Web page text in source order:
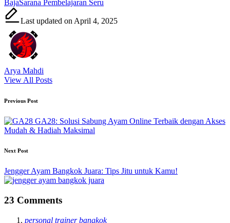
BajaSarana Pembelajaran Seru
Last updated on April 4, 2025
Arya Mahdi
View All Posts
Post
navigation
Previous Post
GA28: Solusi Sabung Ayam Online Terbaik dengan Akses
Mudah & Hadiah Maksimal
Next Post
Jengger Ayam Bangkok Juara: Tips Jitu untuk Kamu!
23 Comments
personal trainer bangkok